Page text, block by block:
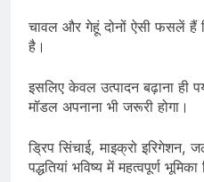
चावल और गेहूं दोनों ऐसी फसलें हैं
है।
इसलिए केवल उत्पादन बढ़ाना ही
मॉडल अपनाना भी जरूरी होगा।
ड्रिप सिंचाई, माइक्रो
पद्धतियां भविष्य में महत्वपूर्ण